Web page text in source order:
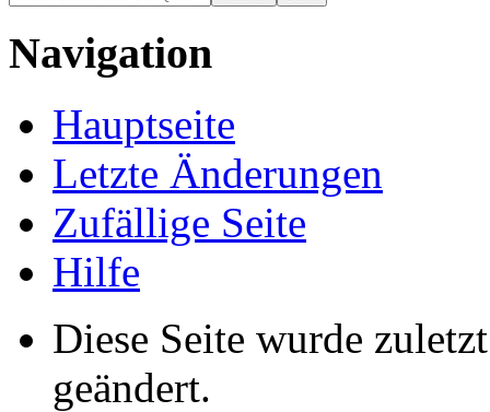
Navigation
Hauptseite
Letzte Änderungen
Zufällige Seite
Hilfe
Diese Seite wurde
geändert.